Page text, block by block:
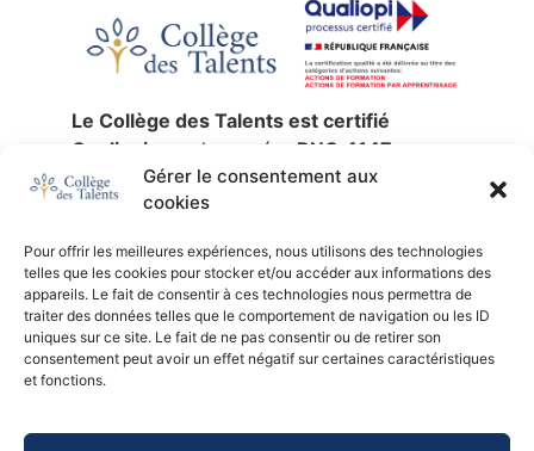
Gérer le consentement aux
cookies
Pour offrir les meilleures expériences, nous utilisons des technologies
telles que les cookies pour stocker et/ou accéder aux informations des
appareils. Le fait de consentir à ces technologies nous permettra de
traiter des données telles que le comportement de navigation ou les ID
uniques sur ce site. Le fait de ne pas consentir ou de retirer son
consentement peut avoir un effet négatif sur certaines caractéristiques
et fonctions.
Le Collège des Talents est certifié
Qualiopi sous le numéro RNQ 4147
jusqu’au30 décembre 2027.
La certification qualité a été délivrée au
actions de formation,validation des
acquis de l’expérienceetformation par
apprentissage.
SIREN :753 676 329 —NDA :11 92 24791
92 —